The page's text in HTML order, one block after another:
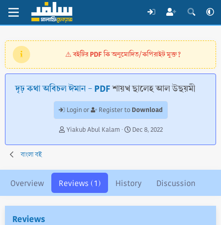
⚠️বইটির PDF কি অনুমোদিত/কপিরাইট মুক্ত?
দৃঢ় কথা অবিচল ঈমান - PDFশায়খ ছালেহ আল উছয়মী
Login or Register to Download
A
t
Yiakub Abul Kalam
C
e
o
n
d
Dec 8, 2022
বাংলা বই
Overview Reviews (1) History Discussion
Reviews